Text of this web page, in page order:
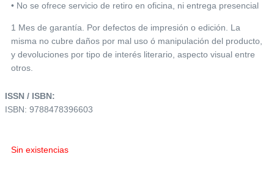
• No se ofrece servicio de retiro en oficina, ni entrega presencial
1 Mes de garantía. Por defectos de impresión o edición. La
misma no cubre daños por mal uso ó manipulación del producto,
y devoluciones por tipo de interés literario, aspecto visual entre
otros.
ISSN / ISBN:
ISBN: 9788478396603
Sin existencias